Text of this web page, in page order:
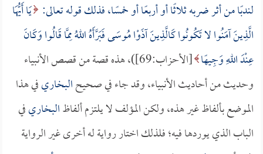
لندبًا من أثر ضربه ثلاثًا أو أربعًا أو خمسًا، فذلك قوله تعالى: يَا أَيُّهَا
الَّذِينَ آمَنُوا لا تَكُونُوا كَالَّذِينَ آذَوْا مُوسَى فَبَرَّأَهُ اللهُ مِمَّا قَالُوا وَكَانَ
عِنْدَ اللهِ وَجِيهًا
[الأحزاب:69])، هذه قصة من قصص الأنبياء
وحديث من أحاديث الأنبياء، وقد جاء في صحيحالبخاريفي هذا
الموضع بألفاظ غير هذه، ولكن المؤلف لا يلتزم ألفاظالبخاريفي
الباب الذي يوردها فيه؛ فلذلك اختار رواية له أخرى غير الرواية